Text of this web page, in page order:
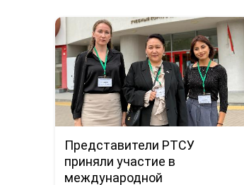
Представители РТСУ
приняли участие в
международной